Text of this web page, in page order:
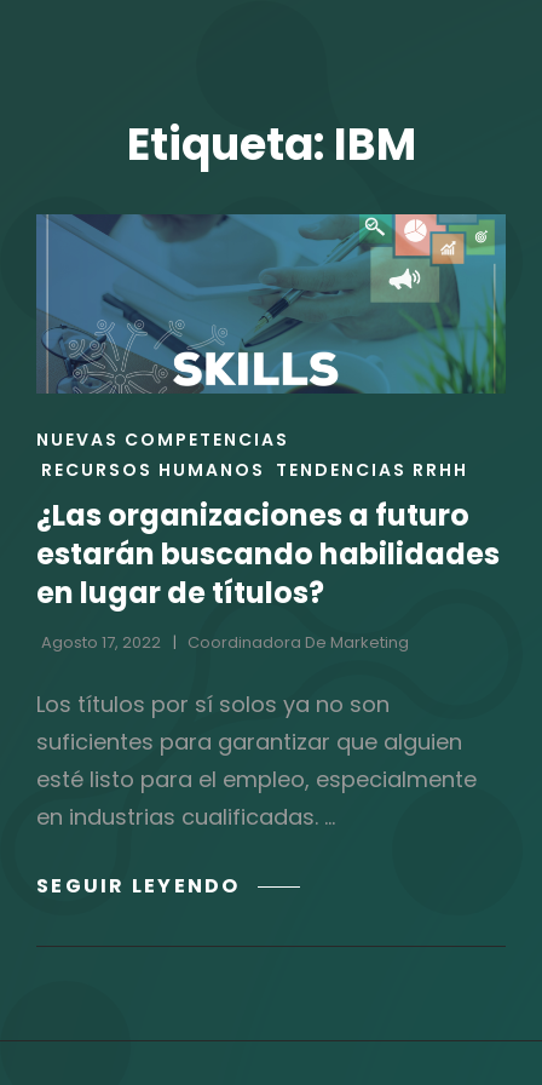
Etiqueta: IBM
ENLACES
DE
CATEGORÍAS
NUEVAS COMPETENCIAS
RECURSOS HUMANOS
TENDENCIAS RRHH
¿Las organizaciones a futuro
estarán buscando habilidades
en lugar de títulos?
Agosto 17, 2022 Coordinadora De Marketing
Los títulos por sí solos ya no son
suficientes para garantizar que alguien
esté listo para el empleo, especialmente
en industrias cualificadas. …
SEGUIR LEYENDO ¿LAS
A
BUSCANDO